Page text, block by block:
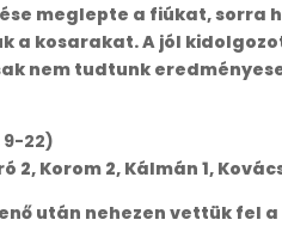
meglepte a fiúkat,
kosarakat. A jól
nem tudtunk
9-22)
2, Korom 2, Kálmán 1,
után nehezen vettük fel